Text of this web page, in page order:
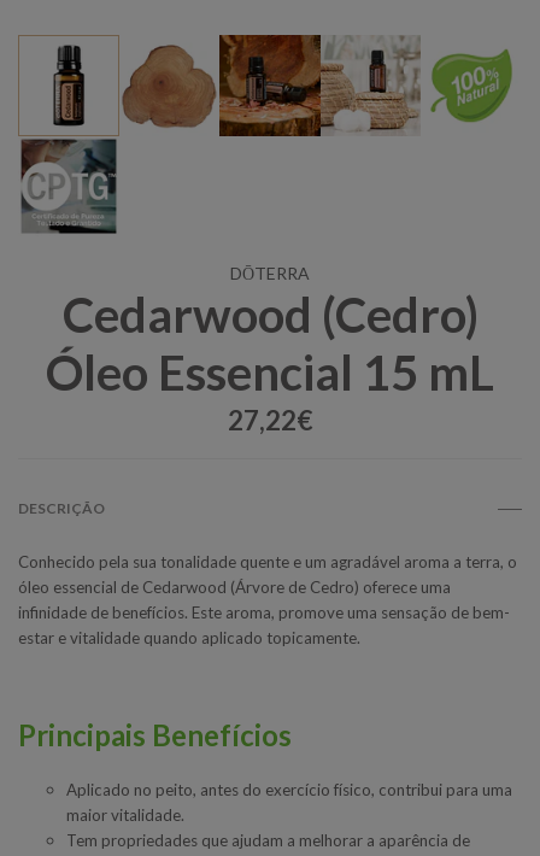
DŌTERRA
Cedarwood (Cedro)
Óleo Essencial 15 mL
27,22€
DESCRIÇÃO
Conhecido pela sua tonalidade quente e um agradável aroma a terra, o
óleo essencial de Cedarwood (Árvore de Cedro) oferece uma
infinidade de benefícios. Este aroma, promove uma sensação de bem-
estar e vitalidade quando aplicado topicamente.
Principais Benefícios
Aplicado no peito, antes do exercício físico, contribui para uma
maior vitalidade.
Tem propriedades que ajudam a melhorar a aparência de